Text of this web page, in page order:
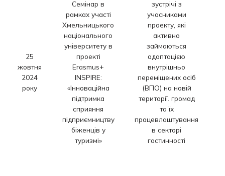
25
жовтня
2024
року
Семінар в
рамках участі
Хмельницького
національного
університету в
проекті
Erasmus+
INSPIRE:
«Інноваційна
підтримка
сприяння
підприємництву
біженців у
туризмі»
зустрічі з
учасниками
проекту, які
активно
займаються
адаптацією
внутрішньо
переміщених осіб
(ВПО) на новій
території. громад
та їх
працевлаштування
в секторі
гостинності